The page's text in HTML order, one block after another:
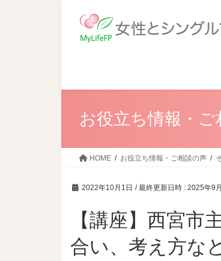
お役立ち情報・ご
HOME お役立ち情報・ご相談の声
2022年10月1日 / 最終更新日時 : 2025年9
【講座】西宮市
合い、考え方な